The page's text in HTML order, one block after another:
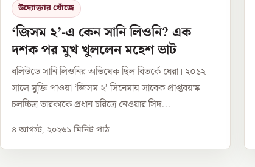
উদ্যোক্তার খোঁজে
‘জিসম ২’-এ কেন সানি লিওনি? এক
দশক পর মুখ খুললেন মহেশ ভাট
বলিউডে সানি লিওনির অভিষেক ছিল বিতর্কে ঘেরা। ২০১২
সালে মুক্তি পাওয়া ‘জিসম ২’ সিনেমায় সাবেক প্রাপ্তবয়স্ক
চলচ্চিত্র তারকাকে প্রধান চরিত্রে নেওয়ার সিদ...
৪ আগস্ট, ২০২৬১ মিনিট পাঠ